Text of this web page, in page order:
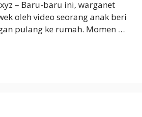
– Baru-baru ini, warganet
oleh video seorang anak beri
pulang ke rumah. Momen …